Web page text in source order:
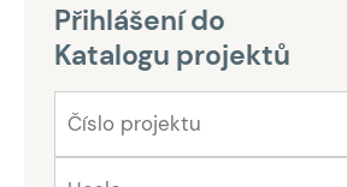
Přihlášení do
Katalogu projektů